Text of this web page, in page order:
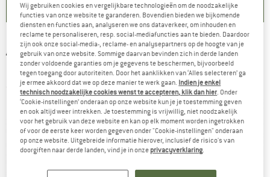
ALPINA -Twist Five HR QV Mirror Cat. 1-3 -
Fietsbril
(0)
Wij gebruiken cookies en vergelijkbare technologieën om de noodzakelijke
functies van onze website te garanderen. Bovendien bieden we bijkomende
diensten en functies aan, analyseren we ons dataverkeer, om inhouden en
reclame te personaliseren, resp. social-mediafuncties aan te bieden. Daardoor
zijn ook onze social-media-, reclame- en analysepartners op de hoogte van je
gebruik van onze website. Sommige daarvan bevinden zich in derde landen
zonder voldoende garanties om je gegevens te beschermen, bijvoorbeeld
tegen toegang door autoriteiten. Door het aanklikken van ‘Alles selecteren’ ga
je ermee akkoord dat we op deze manier te werk gaan. Indien je enkel
technisch noodzakelijke cookies wenst te accepteren, klik dan hier. Onder
‘Cookie-instellingen’ onderaan op onze website kun je je toestemming geven
en ook altijd weer intrekken. Je toestemming is vrijwillig, niet noodzakelijk
voor het gebruik van deze website en kan op elk moment worden ingetrokken
of voor de eerste keer worden gegeven onder "Cookie-instellingen" onderaan
op onze website. Uitgebreide informatie hierover, inclusief de risico's van
doorgiften naar derde landen, vind je in onze privacyverklaring.